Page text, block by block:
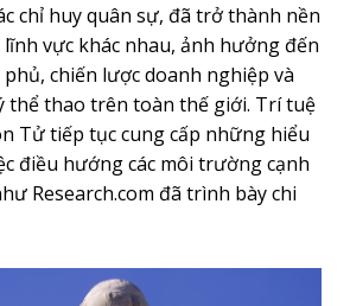
chỉ huy quân sự, đã trở thành nền
vực khác nhau, ảnh hưởng đến
chiến lược doanh nghiệp và
thể thao trên toàn thế giới. Trí tuệ
Tử tiếp tục cung cấp những hiểu
điều hướng các môi trường cạnh
Research.com đã trình bày chi